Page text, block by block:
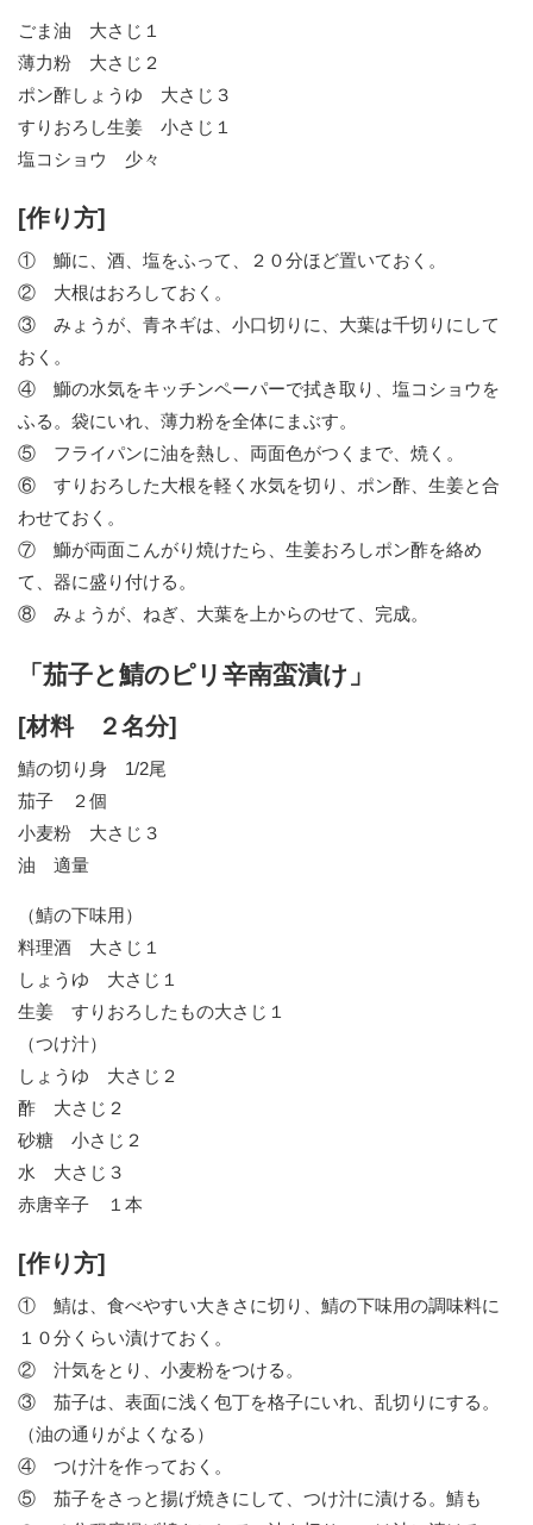
ごま油 大さじ１
薄力粉 大さじ２
ポン酢しょうゆ 大さじ３
すりおろし生姜 小さじ１
塩コショウ 少々
[作り方]
① 鰤に、酒、塩をふって、２０分ほど置いておく。
② 大根はおろしておく。
③ みょうが、青ネギは、小口切りに、大葉は千切りにして
おく。
④ 鰤の水気をキッチンペーパーで拭き取り、塩コショウを
ふる。袋にいれ、薄力粉を全体にまぶす。
⑤ フライパンに油を熱し、両面色がつくまで、焼く。
⑥ すりおろした大根を軽く水気を切り、ポン酢、生姜と合
わせておく。
⑦ 鰤が両面こんがり焼けたら、生姜おろしポン酢を絡め
て、器に盛り付ける。
⑧ みょうが、ねぎ、大葉を上からのせて、完成。
「茄子と鯖のピリ辛南蛮漬け」
[材料 ２名分]
鯖の切り身 1/2尾
茄子 ２個
小麦粉 大さじ３
油 適量
（鯖の下味用）
料理酒 大さじ１
しょうゆ 大さじ１
生姜 すりおろしたもの大さじ１
（つけ汁）
しょうゆ 大さじ２
酢 大さじ２
砂糖 小さじ２
水 大さじ３
赤唐辛子 １本
[作り方]
① 鯖は、食べやすい大きさに切り、鯖の下味用の調味料に
１０分くらい漬けておく。
② 汁気をとり、小麦粉をつける。
③ 茄子は、表面に浅く包丁を格子にいれ、乱切りにする。
（油の通りがよくなる）
④ つけ汁を作っておく。
⑤ 茄子をさっと揚げ焼きにして、つけ汁に漬ける。鯖も